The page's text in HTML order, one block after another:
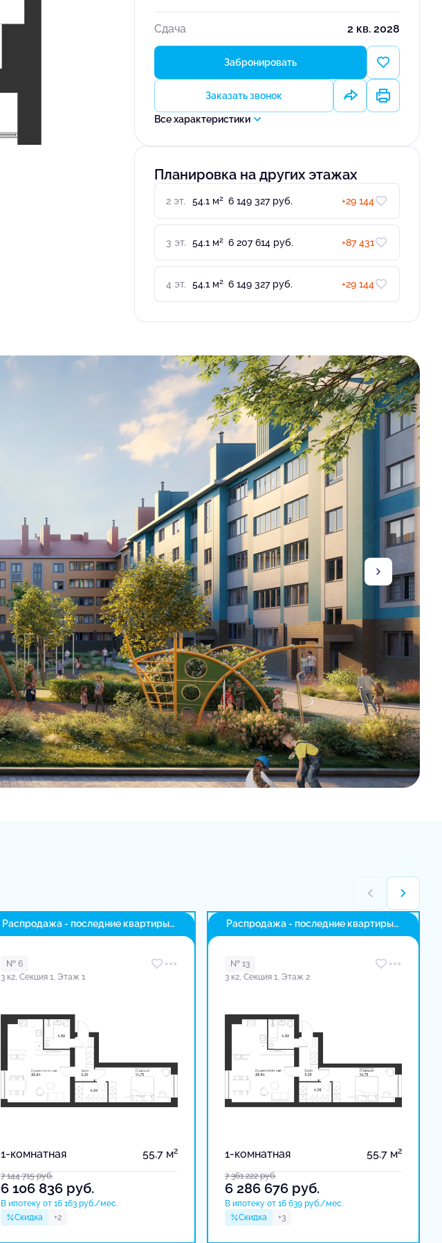
Сдача 2 кв. 2028
Забронировать
Заказать звонок
Все характеристики
Планировка на других этажах
2 эт. 54.1 м2 6 149 327 руб. +29 144
3 эт. 54.1 м2 6 207 614 руб. +87 431
4 эт. 54.1 м2 6 149 327 руб. +29 144
Распродажа - последние квартиры
№ 6
3 к2, Секция 1, Этаж 1
1-комнатная 55.7 м2
7 144 715руб.
6 106 836 руб.
В ипотеку от 16 163 руб./мес.
Скидка
+2
Распродажа - последние квартиры
№ 13
3 к2, Секция 1, Этаж 2
1-комнатная 55.7 м2
7 361 222руб.
6 286 676 руб.
В ипотеку от 16 639 руб./мес.
Скидка
+3